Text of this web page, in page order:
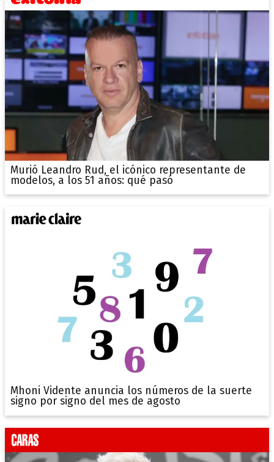
Murió Leandro Rud, el icónico representante de
modelos, a los 51 años: qué pasó
Mhoni Vidente anuncia los números de la suerte
signo por signo del mes de agosto